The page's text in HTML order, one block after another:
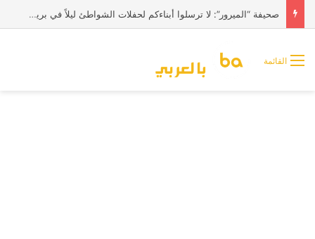
صحيفة “الميرور”: لا ترسلوا أبناءكم لحفلات الشواطئ ليلاً في بريطانيا
القائمة